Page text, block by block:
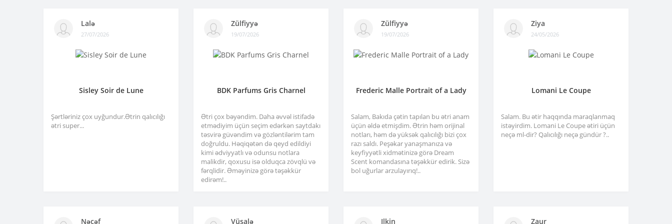
Lalə
27/07/2026
Sisley Soir de Lune
Şərtləriniz çox uyğundur.Ətrin qalıcılığı
ətri super...
Zülfiyyə
19/07/2026
BDK Parfums Gris Charnel
Ətri çox bəyəndim. Daha əvvəl istifadə
etmədiyim üçün seçim edərkən saytdakı
təsvirə güvəndim və gözləntilərim tam
doğruldu. Həqiqətən də qeyd edildiyi
kimi ədviyyatlı və odunsu notlara
malikdir, qoxusu isə olduqca zövqlü və
fərqlidir. Əməyinizə görə təşəkkür
edirəm!..
Zülfiyyə
19/07/2026
Frederic Malle Portrait of a Lady
Salam, Bakıda çətin tapılan bu ətri anam
üçün əldə etmişdim. Ətrin həm orijinal
notları, həm də yüksək qalıcılığı bizi çox
razı saldı. Peşəkar yanaşmanıza və
keyfiyyətli xidmətinizə görə Dream
Scent komandasına təşəkkür edirik. Sizə
bol uğurlar arzulayırıq!..
Ziya
24/05/2026
Lomani Le Coupe
Salam. Bu ətir haqqında maraqlanmaq
istəyirdim. Lomani Le Coupe ətiri üçün
neçə ml-dir? Qalıcılığı neçə gündür ?..
Nəcəf Vüsalə Ilkin Zaur